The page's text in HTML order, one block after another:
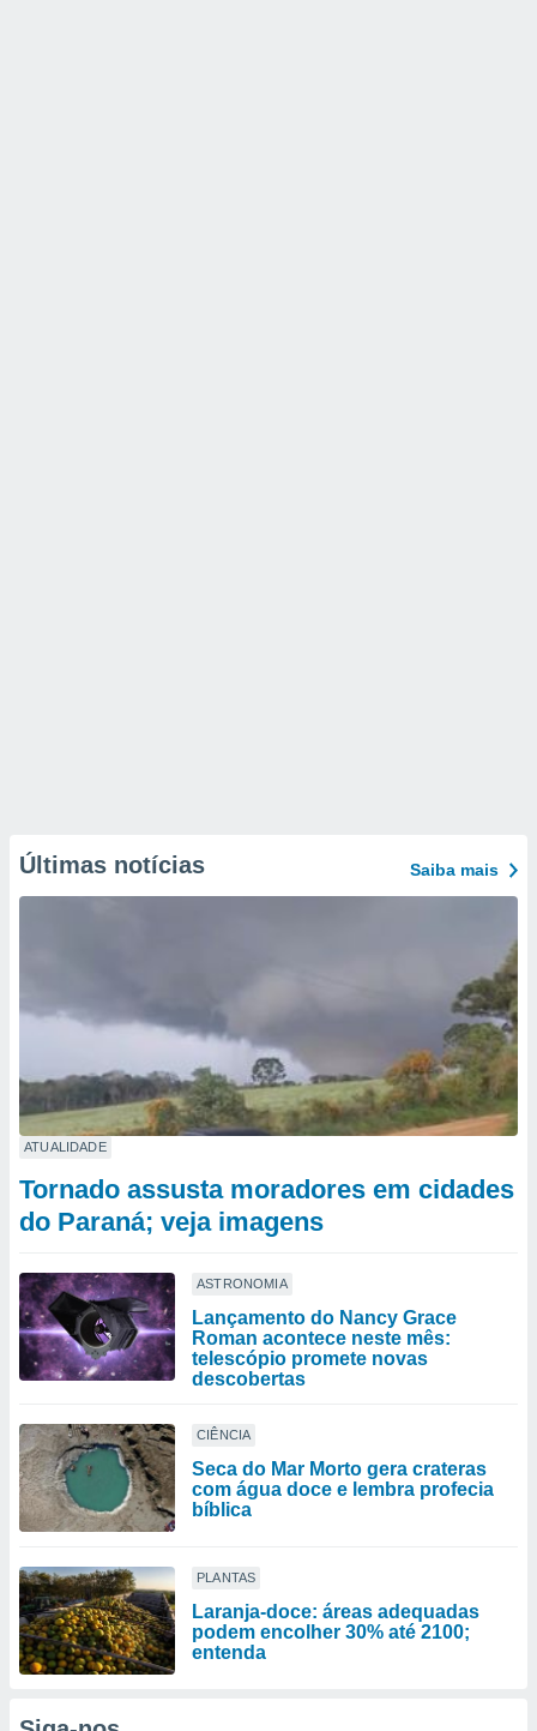
Últimas notícias Saiba mais
ATUALIDADE
Tornado assusta moradores em cidades
do Paraná; veja imagens
ASTRONOMIA
Lançamento do Nancy Grace
Roman acontece neste mês:
telescópio promete novas
descobertas
CIÊNCIA
Seca do Mar Morto gera crateras
com água doce e lembra profecia
bíblica
PLANTAS
Laranja-doce: áreas adequadas
podem encolher 30% até 2100;
entenda